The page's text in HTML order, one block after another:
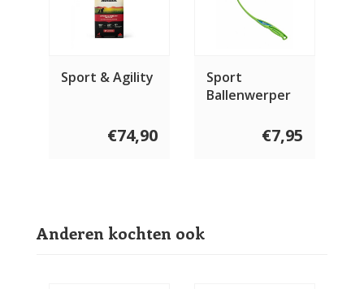
Sport & Agility
€74,90
Sport
Ballenwerper
€7,95
Anderen kochten ook